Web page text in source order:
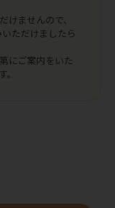
ませんので、
ただけましたら
にご案内をいた